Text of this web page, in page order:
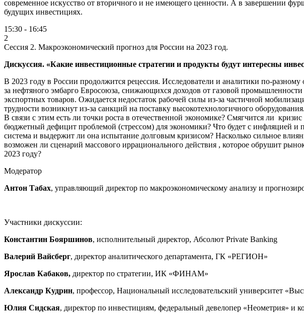
современное искусство от вторичного и не имеющего ценности. А в завершении
будущих инвестициях.
15:30 - 16:45
2
Сессия 2. Макроэкономический прогноз для России на 2023 год.
Дискуссия. «Какие инвестиционные стратегии и продукты будут интересны
В 2023 году в России продолжится рецессия. Исследователи и аналитики по-
за нефтяного эмбарго Евросоюза, снижающихся доходов от газовой
экспортных товаров. Ожидается недостаток рабочей силы из-за частичной
трудности возникнут из-за санкций на поставку высокотехнологичного оборудования.
В связи с этим есть ли точки роста в отечественной экономике? Смягчится ли
бюджетный дефицит проблемой (стрессом) для экономики? Что будет с инфляцией
система и выдержит ли она испытание долговым кризисом? Насколько сильное
возможен ли сценарий массового иррационального действия , которое обрушит
2023 году?
Модератор
Антон Табах, управляющий директор по макроэкономическому анализу и
Участники дискуссии:
Константин Бояршинов, исполнительный директор, Абсолют Private Banking
Валерий Вайсберг, директор аналитического департамента, ГК «РЕГИОН»
Ярослав Кабаков, директор по стратегии, ИК «ФИНАМ»
Александр Кудрин, профессор, Национальный исследовательский университет
Юлия Сидская, директор по инвестициям, федеральный девелопер «Неометрия» и